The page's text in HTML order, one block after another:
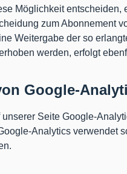
Möglichkeit
zum Abonnement
Weitergabe der so
werden, erfolgt
Google-
Seite Google-
Analytics verwendet